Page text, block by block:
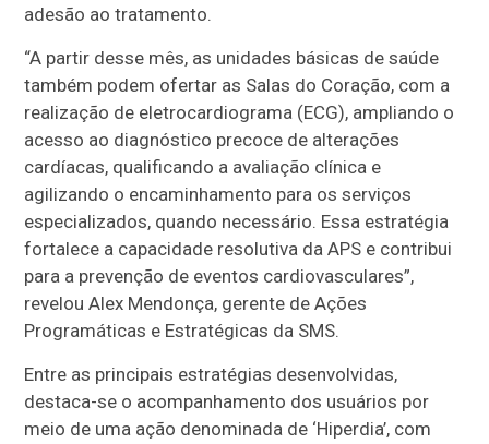
adesão ao tratamento.
“A partir desse mês, as unidades básicas de saúde
também podem ofertar as Salas do Coração, com a
realização de eletrocardiograma (ECG), ampliando o
acesso ao diagnóstico precoce de alterações
cardíacas, qualificando a avaliação clínica e
agilizando o encaminhamento para os serviços
especializados, quando necessário. Essa estratégia
fortalece a capacidade resolutiva da APS e contribui
para a prevenção de eventos cardiovasculares”,
revelou Alex Mendonça, gerente de Ações
Programáticas e Estratégicas da SMS.
Entre as principais estratégias desenvolvidas,
destaca-se o acompanhamento dos usuários por
meio de uma ação denominada de ‘Hiperdia’, com